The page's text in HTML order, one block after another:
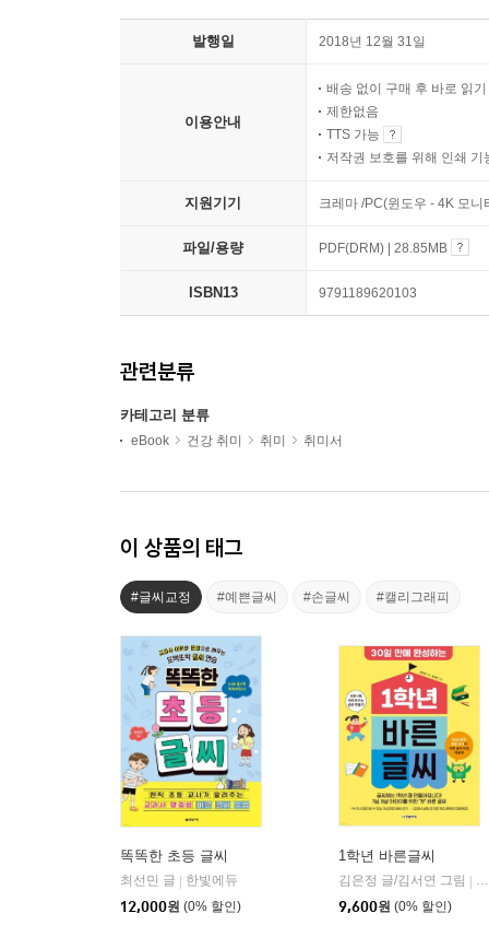
발행일 2018년 12월 31일
이용안내
배송 없이 구매 후 바로 읽기
제한없음
TTS 가능
저작권 보호를 위해 인쇄 기
지원기기 크레마 /PC(윈도우 - 4K 모
파일/용량 PDF(DRM) | 28.85MB
ISBN13 9791189620103
관련분류
카테고리 분류
eBook 건강 취미 취미 취미서
이 상품의 태그
#글씨교정 #예쁜글씨 #손글씨 #캘리그래피
똑똑한 초등 글씨
최선민 글 | 한빛에듀
12,000원 (0% 할인)
1학년 바른글씨
김은정 글/김서연 그림 |
9,600원 (0% 할인)